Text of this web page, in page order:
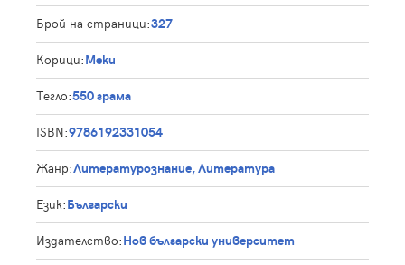
Брой на страници:327
Корици:Меки
Тегло:550 грама
ISBN:9786192331054
Жанр:Литературознание, Литература
Език:Български
Издателство:Нов български университет